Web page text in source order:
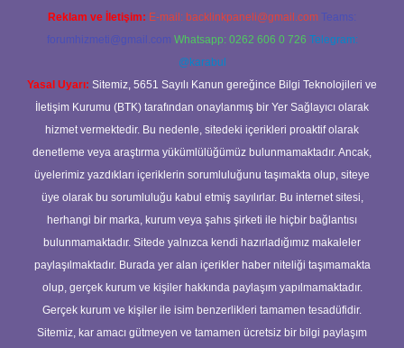
Reklam ve İletişim: E-mail: backlinkpaneli@gmail.com Teams:
forumhizmeti@gmail.com Whatsapp: 0262 606 0 726 Telegram:
@karabul
Yasal Uyarı: Sitemiz, 5651 Sayılı Kanun gereğince Bilgi Teknolojileri ve
İletişim Kurumu (BTK) tarafından onaylanmış bir Yer Sağlayıcı olarak
hizmet vermektedir. Bu nedenle, sitedeki içerikleri proaktif olarak
denetleme veya araştırma yükümlülüğümüz bulunmamaktadır. Ancak,
üyelerimiz yazdıkları içeriklerin sorumluluğunu taşımakta olup, siteye
üye olarak bu sorumluluğu kabul etmiş sayılırlar. Bu internet sitesi,
herhangi bir marka, kurum veya şahıs şirketi ile hiçbir bağlantısı
bulunmamaktadır. Sitede yalnızca kendi hazırladığımız makaleler
paylaşılmaktadır. Burada yer alan içerikler haber niteliği taşımamakta
olup, gerçek kurum ve kişiler hakkında paylaşım yapılmamaktadır.
Gerçek kurum ve kişiler ile isim benzerlikleri tamamen tesadüfidir.
Sitemiz, kar amacı gütmeyen ve tamamen ücretsiz bir bilgi paylaşım